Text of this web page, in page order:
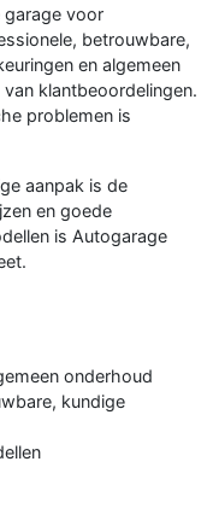
voor
betrouwbare,
en algemeen
klantbeoordelingen.
problemen is
aanpak is de
en goede
is Autogarage
onderhoud
kundige